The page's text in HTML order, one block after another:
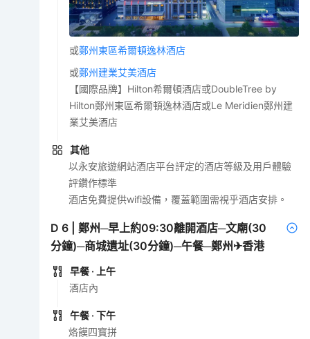
或鄭州東區希爾頓逸林酒店
或鄭州建業艾美酒店
【國際品牌】Hilton希爾頓酒店或DoubleTree by
Hilton鄭州東區希爾頓逸林酒店或Le Meridien鄭州建
業艾美酒店
其他
以永安旅遊網站酒店平台評定的酒店等級及用戶體驗
評鑽作標準
酒店免費提供wifi設備，覆蓋範圍需視乎酒店安排。
D6 |鄭州─早上約09:30離開酒店─文廟(30
分鐘)─商城遺址(30分鐘)─午餐─鄭州✈香港
早餐 · 上午
酒店內
午餐 · 下午
烙饃四寳拼